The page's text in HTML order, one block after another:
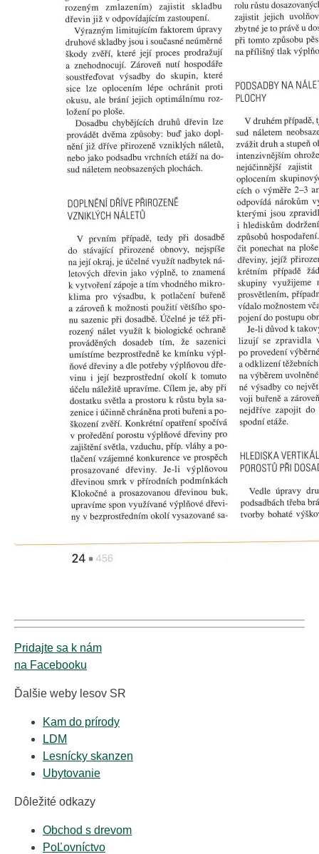
Pridajte sa k nám
na Facebooku
Ďalšie weby lesov SR
Kam do prírody
LDM
Lesnícky skanzen
Ubytovanie
Dôležité odkazy
Obchod s drevom
PoĽovníctvo